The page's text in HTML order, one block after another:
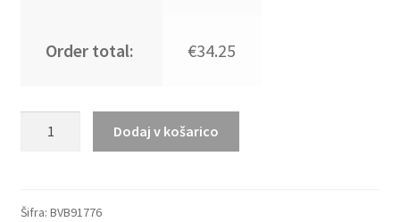
Order total: €34.25
kompleti
Dodaj v košarico
Šifra: BVB91776